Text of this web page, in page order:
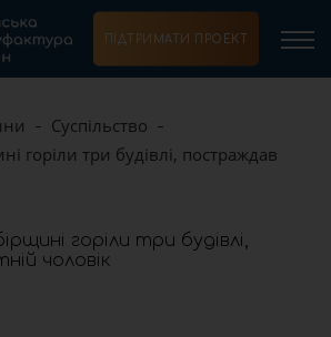
ПІДТРИМАТИ ПРОЕКТ
Суспільство
горіли три будівлі, постраждав